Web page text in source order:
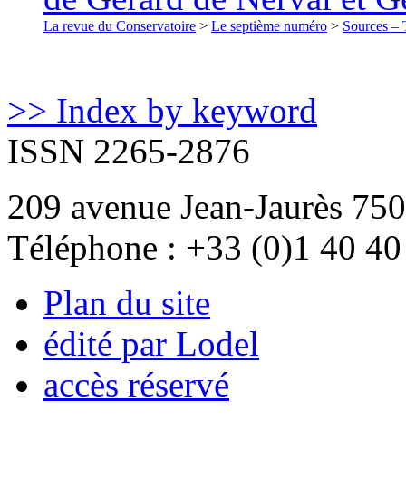
La revue du Conservatoire > Le septième numéro > Sources –
>> Index by keyword
ISSN 2265-2876
209 avenue Jean-Jaurès
Téléphone : +33 (0)1 40
Plan du site
édité par Lodel
accès réservé